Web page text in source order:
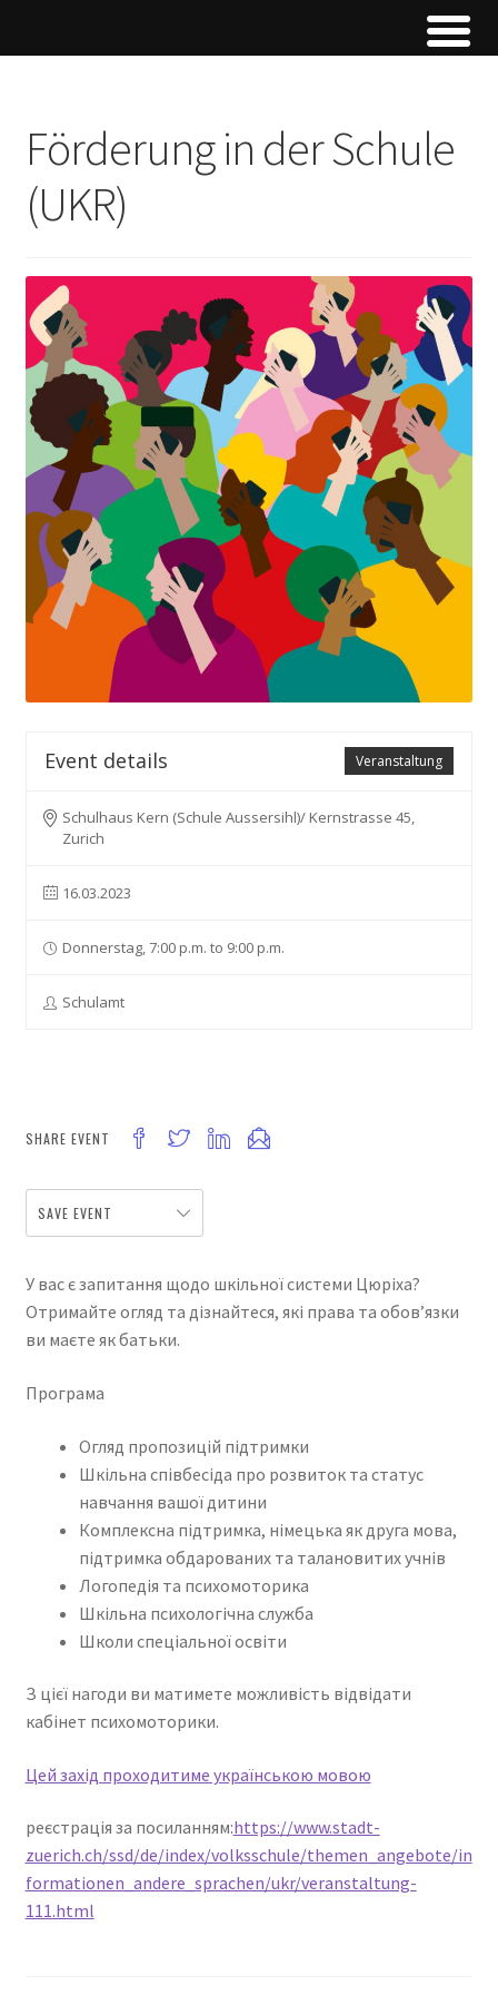
Förderung in der Schule
(UKR)
Veranstaltung
Event details
Schulhaus Kern (Schule Aussersihl)/ Kernstrasse 45,
Zurich
16.03.2023
Donnerstag, 7:00 p.m. to 9:00 p.m.
Schulamt
SHARE EVENT
SAVE EVENT
У вас є запитання щодо шкільної системи Цюріха?
Отримайте огляд та дізнайтеся, які права та обов’язки
ви маєте як батьки.
Програма
Огляд пропозицій підтримки
Шкільна співбесіда про розвиток та статус
навчання вашої дитини
Комплексна підтримка, німецька як друга мова,
підтримка обдарованих та талановитих учнів
Логопедія та психомоторика
Шкільна психологічна служба
Школи спеціальної освіти
З цієї нагоди ви матимете можливість відвідати
кабінет психомоторики.
Цей захід проходитиме українською мовою
реєстрація за посиланням:https://www.stadt-
zuerich.ch/ssd/de/index/volksschule/themen_angebote/in
formationen_andere_sprachen/ukr/veranstaltung-
111.html